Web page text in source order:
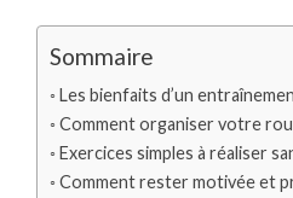
Sommaire
Les bienfaits d’un
Comment organiser votre
Exercices simples à réaliser
Comment rester motivée et